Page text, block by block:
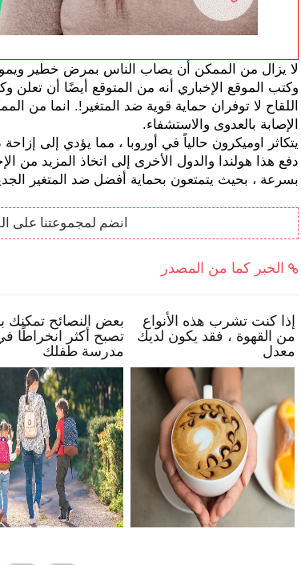
الإصابة بالعدوى والاستشفاء.
بسرعة ، بحيث يتمتعون بحماية أفضل ضد المتغير
انضم لمجموعتنا على
الخبر كما من المصدر
إذا كنت تشرب هذه
من القهوة ، فقد يكون
معدل
كيف تساعد طفلك في البقاء
بأمان عبر الإنترنت